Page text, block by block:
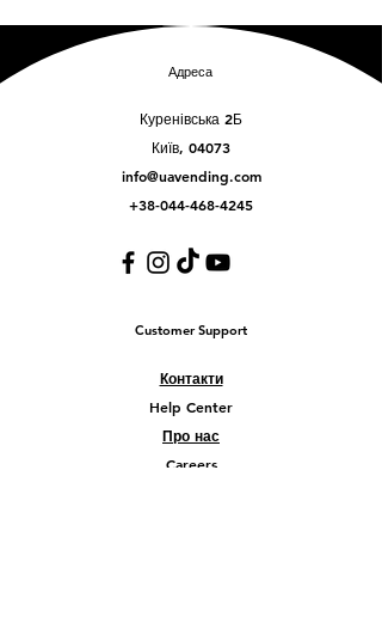
Адреса
Куренівська 2Б
Київ, 04073
info@uavending.com
+38-044-468-4245
Customer Support
Контакти
Help Center
Про нас
Careers